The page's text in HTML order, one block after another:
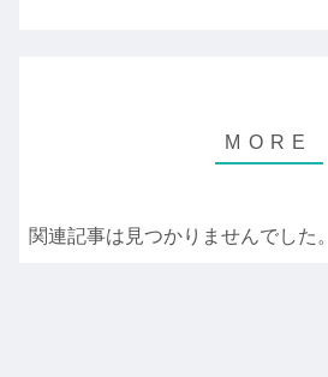
関連記事は見つかりませんでした。